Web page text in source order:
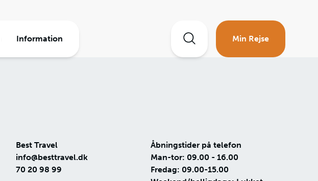
Information Min Rejse
Best Travel
info@besttravel.dk
70 20 98 99
Åbningstider på telefon
Man-tor: 09.00 - 16.00
Fredag: 09.00-15.00